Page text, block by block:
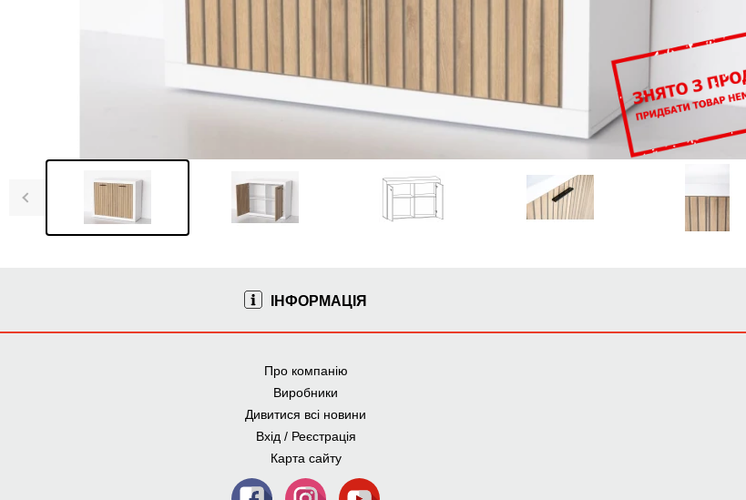
ІНФОРМАЦІЯ
Про компанію
Виробники
Дивитися всі новини
Вхід / Реєстрація
Карта сайту